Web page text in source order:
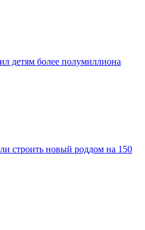
детям более полумиллиона
строить новый роддом на 150